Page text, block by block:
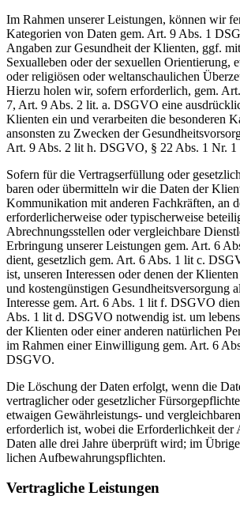
Im Rahmen unserer Leistungen, können wir
Kategorien von Daten gem. Art. 9 Abs. 1
Angaben zur Gesundheit der Klienten, ggf.
Sexual­leben oder der sexuellen Orien­tierung,
oder religiösen oder weltan­schau­lichen
Hierzu holen wir, sofern erfor­derlich, gem.
7, Art. 9 Abs. 2 lit. a. DSGVO eine
Klienten ein und verar­beiten die beson­deren
ansonsten zu Zwecken der
Art. 9 Abs. 2 lit h. DSGVO, § 22 Abs. 1 Nr.
Sofern für die Vertrags­er­füllung oder
baren oder übermitteln wir die Daten der
Kommu­ni­kation mit anderen Fachkräften, an
erfor­der­li­cher­weise oder typischer­weise
Abrech­nungs­stellen oder vergleichbare
Erbringung unserer Leistungen gem. Art. 6
dient, gesetzlich gem. Art. 6 Abs. 1 lit c.
ist, unseren Inter­essen oder denen der
und kosten­güns­tigen Gesund­heits­ver­sorgung
Interesse gem. Art. 6 Abs. 1 lit f. DSGVO
Abs. 1 lit d. DSGVO notwendig ist. um
der Klienten oder einer anderen natür­lichen
im Rahmen einer Einwil­ligung gem. Art. 6
DSGVO.
Die Löschung der Daten erfolgt, wenn die
vertrag­licher oder gesetz­licher
etwaigen Gewähr­leis­tungs- und
erfor­derlich ist, wobei die Erfor­der­lichkeit der
Daten alle drei Jahre überprüft wird; im
lichen Aufbe­wah­rungs­pflichten.
Vertrag­liche Leistungen